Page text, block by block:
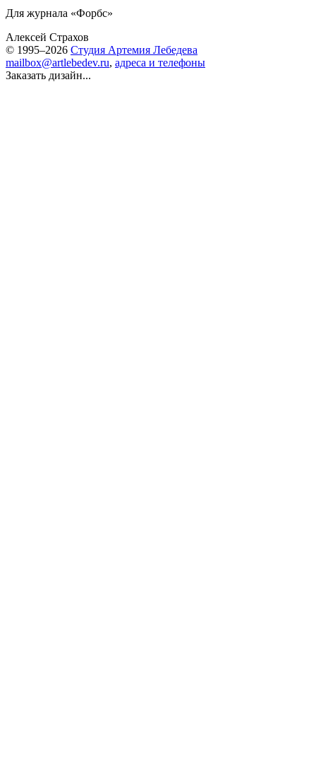
Для журнала «Форбс»
Алексей Страхов
© 1995–2026 Студия Артемия Лебедева
mailbox@artlebedev.ru, адреса и телефоны
Заказать дизайн...